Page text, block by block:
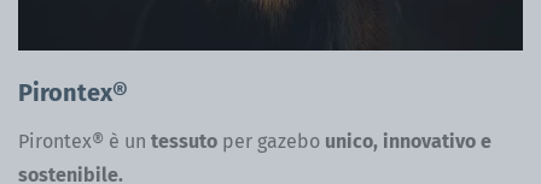
Pirontex®
Pirontex® è un tessuto per gazebo unico, innovativo e
sostenibile.